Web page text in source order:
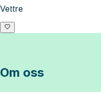
Vettre
Om oss